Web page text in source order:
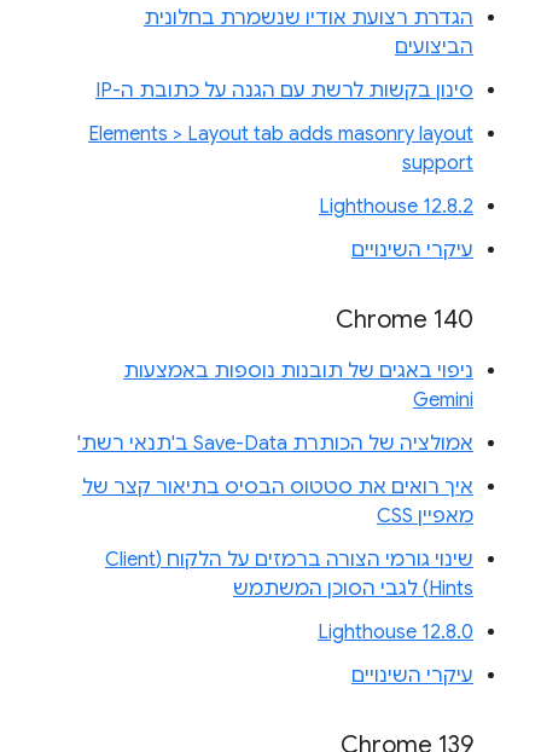
הגדרת רצועת אודיו שנשמרת בחלונית
הביצועים
סינון בקשות לרשת עם הגנה על כתובת ה-IP
Elements > Layout tab adds masonry layout
support
Lighthouse 12.8.2
עיקרי השינויים
Chrome 140
ניפוי באגים של תובנות נוספות באמצעות
Gemini
אמולציה של הכותרת Save-Data ב'תנאי רשת'
איך רואים את סטטוס הבסיס בתיאור קצר של
מאפיין CSS
שינוי גורמי הצורה ברמזים על הלקוח (Client
Hints) לגבי הסוכן המשתמש
Lighthouse 12.8.0
עיקרי השינויים
Chrome 139